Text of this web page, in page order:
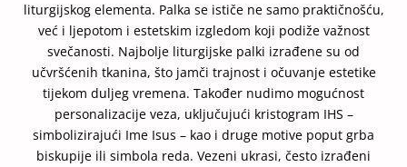
liturgijskog elementa. Palka se ističe ne samo praktičnošću,
već i ljepotom i estetskim izgledom koji podiže važnost
svečanosti. Najbolje liturgijske palki izrađene su od
učvršćenih tkanina, što jamči trajnost i očuvanje estetike
tijekom duljeg vremena. Također nudimo mogućnost
personalizacije veza, uključujući kristogram IHS –
simbolizirajući Ime Isus – kao i druge motive poput grba
biskupije ili simbola reda. Vezeni ukrasi, često izrađeni